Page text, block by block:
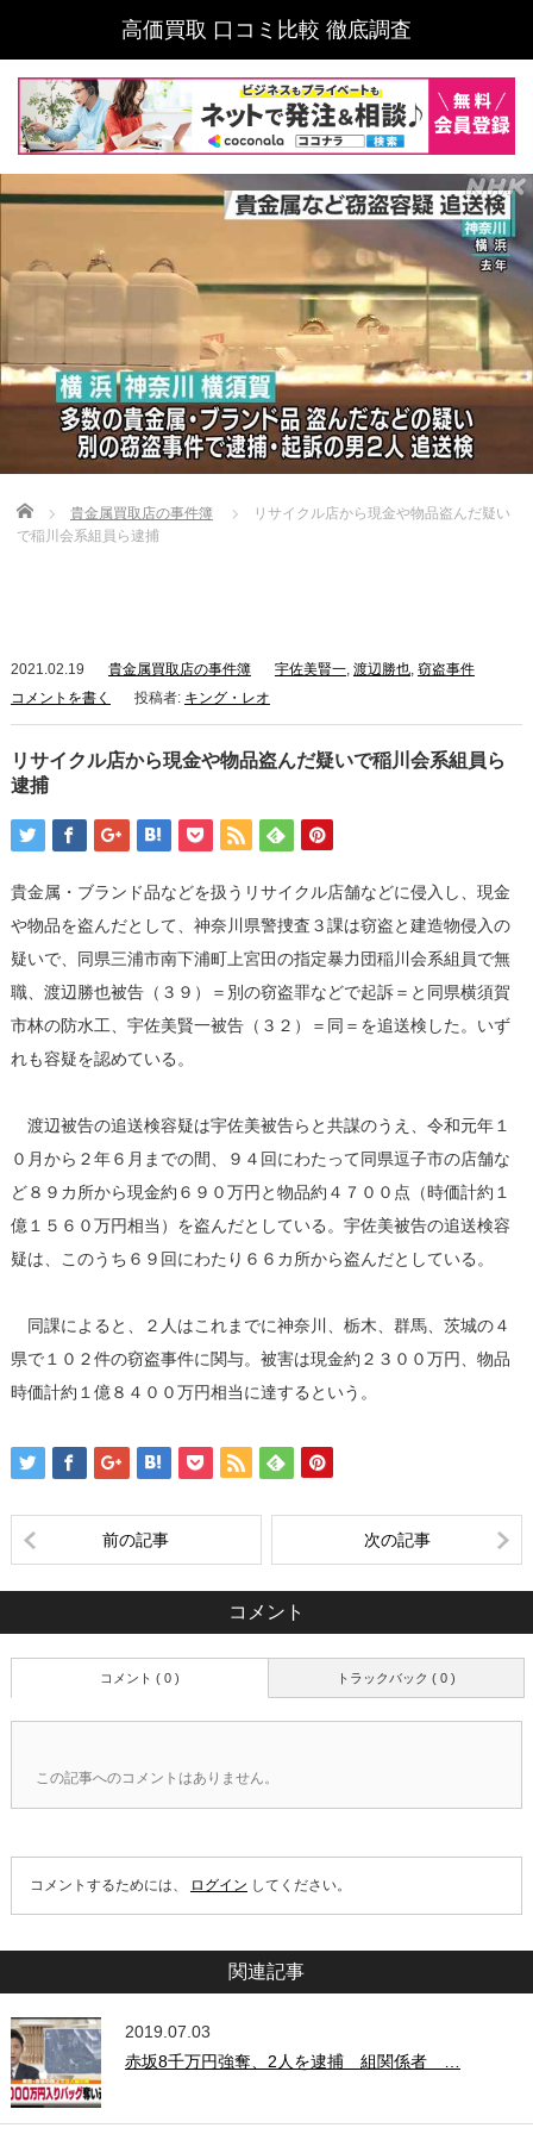
高価買取 口コミ比較 徹底調査
Home 貴金属買取店の事件簿
リサイクル店から現金や物品盗んだ疑い
で稲川会系組員ら逮捕
2021.02.19 貴金属買取店の事件簿 宇佐美賢一, 渡辺勝也, 窃盗事件
コメントを書く
投稿者: キング・レオ
リサイクル店から現金や物品盗んだ疑いで稲川会系組員ら
逮捕
貴金属・ブランド品などを扱うリサイクル店舗などに侵入し、現金
や物品を盗んだとして、神奈川県警捜査３課は窃盗と建造物侵入の
疑いで、同県三浦市南下浦町上宮田の指定暴力団稲川会系組員で無
職、渡辺勝也被告（３９）＝別の窃盗罪などで起訴＝と同県横須賀
市林の防水工、宇佐美賢一被告（３２）＝同＝を追送検した。いず
れも容疑を認めている。
渡辺被告の追送検容疑は宇佐美被告らと共謀のうえ、令和元年１
０月から２年６月までの間、９４回にわたって同県逗子市の店舗な
ど８９カ所から現金約６９０万円と物品約４７００点（時価計約１
億１５６０万円相当）を盗んだとしている。宇佐美被告の追送検容
疑は、このうち６９回にわたり６６カ所から盗んだとしている。
同課によると、２人はこれまでに神奈川、栃木、群馬、茨城の４
県で１０２件の窃盗事件に関与。被害は現金約２３００万円、物品
時価計約１億８４００万円相当に達するという。
前の記事 次の記事
コメント
トラックバック ( 0 )
コメント ( 0 )
この記事へのコメントはありません。
コメントするためには、 ログイン してください。
関連記事
2019.07.03
赤坂8千万円強奪、2人を逮捕 組関係者 …